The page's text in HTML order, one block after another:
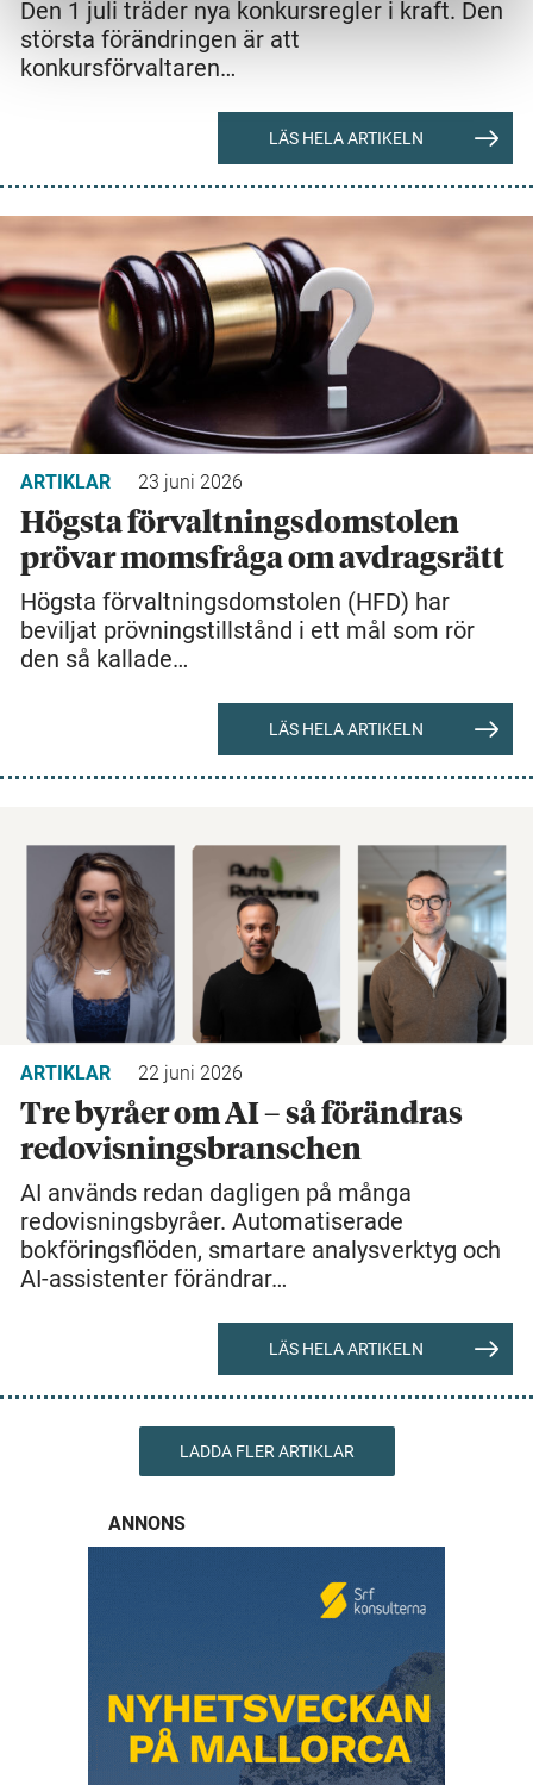
Den 1 juli träder nya konkursregler i kraft. Den
största förändringen är att
konkursförvaltaren…
LÄS HELA ARTIKELN
ARTIKLAR 23 juni 2026
Högsta förvaltningsdomstolen
prövar momsfråga om avdragsrätt
Högsta förvaltningsdomstolen (HFD) har
beviljat prövningstillstånd i ett mål som rör
den så kallade…
LÄS HELA ARTIKELN
ARTIKLAR 22 juni 2026
Tre byråer om AI – så förändras
redovisningsbranschen
AI används redan dagligen på många
redovisningsbyråer. Automatiserade
bokföringsflöden, smartare analysverktyg och
AI-assistenter förändrar…
LÄS HELA ARTIKELN
LADDA FLER ARTIKLAR
ANNONS